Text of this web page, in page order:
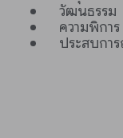
วัฒนธรรม
ความพิการ
ประสบกา